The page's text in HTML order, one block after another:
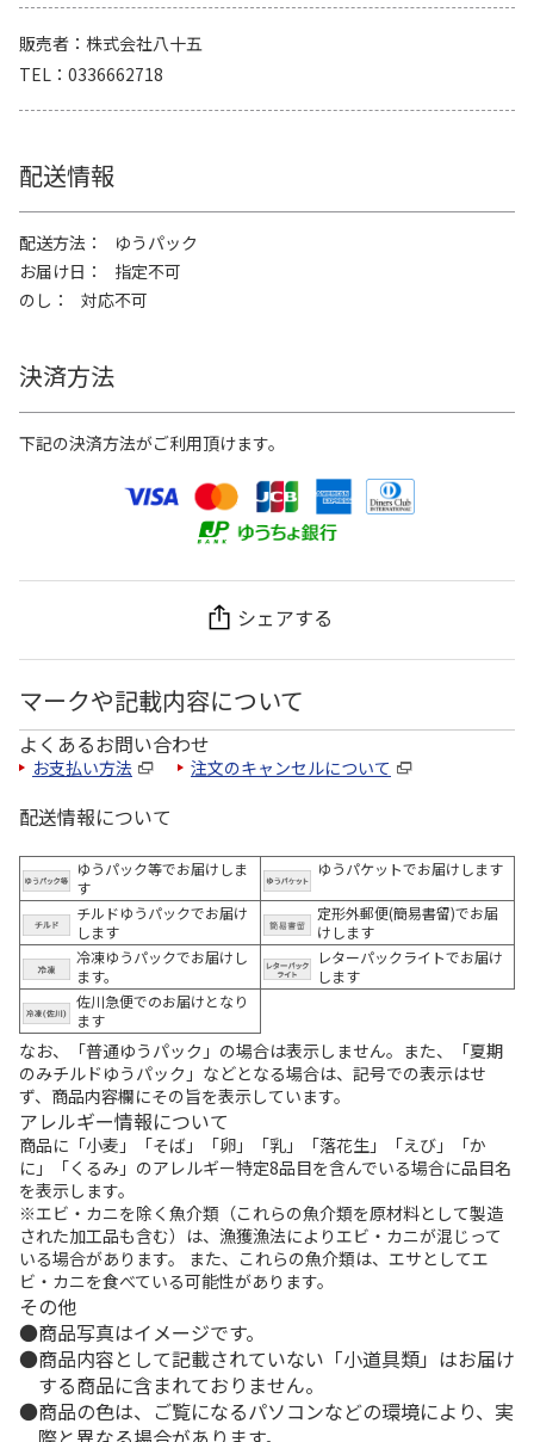
販売者
株式会社八十五
TEL
0336662718
配送情報
配送方法
ゆうパック
お届け日
指定不可
のし
対応不可
決済方法
下記の決済方法がご利用頂けます。
シェアする
マークや記載内容について
よくあるお問い合わせ
お支払い方法 注文のキャンセルについて
配送情報について
ゆうパック等でお届けしま
す
ゆうパケットでお届けします
チルドゆうパックでお届け
します
定形外郵便(簡易書留)でお届
けします
冷凍ゆうパックでお届けし
ます。
レターパックライトでお届け
します
佐川急便でのお届けとなり
ます
なお、「普通ゆうパック」の場合は表示しません。また、「夏期
のみチルドゆうパック」などとなる場合は、記号での表示はせ
ず、商品内容欄にその旨を表示しています。
アレルギー情報について
商品に「小麦」「そば」「卵」「乳」「落花生」「えび」「か
に」「くるみ」のアレルギー特定8品目を含んでいる場合に品目名
を表示します。
※エビ・カニを除く魚介類（これらの魚介類を原材料として製造
された加工品も含む）は、漁獲漁法によりエビ・カニが混じって
いる場合があります。 また、これらの魚介類は、エサとしてエ
ビ・カニを食べている可能性があります。
その他
商品写真はイメージです。
商品内容として記載されていない「小道具類」はお届け
する商品に含まれておりません。
商品の色は、ご覧になるパソコンなどの環境により、実